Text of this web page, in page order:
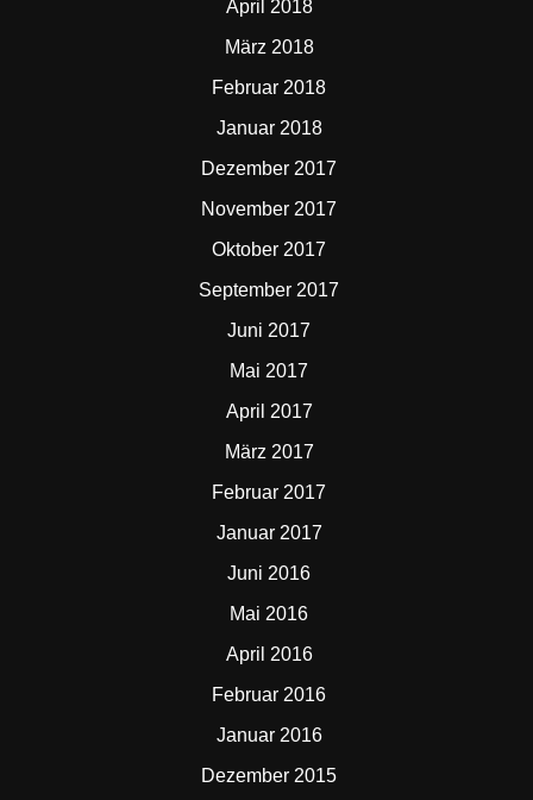
April 2018
März 2018
Februar 2018
Januar 2018
Dezember 2017
November 2017
Oktober 2017
September 2017
Juni 2017
Mai 2017
April 2017
März 2017
Februar 2017
Januar 2017
Juni 2016
Mai 2016
April 2016
Februar 2016
Januar 2016
Dezember 2015